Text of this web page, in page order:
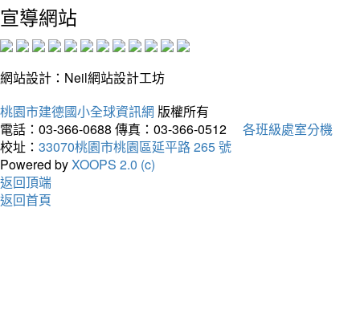
宣導網站
網站設計：Neil網站設計工坊
桃園市建德國小全球資訊網 版權所有
電話：03-366-0688 傳真：03-366-0512
各班級處室分機
校址： 33070桃園市桃園區延平路 265 號
Powered byXOOPS 2.0 (c)
返回頂端
返回首頁